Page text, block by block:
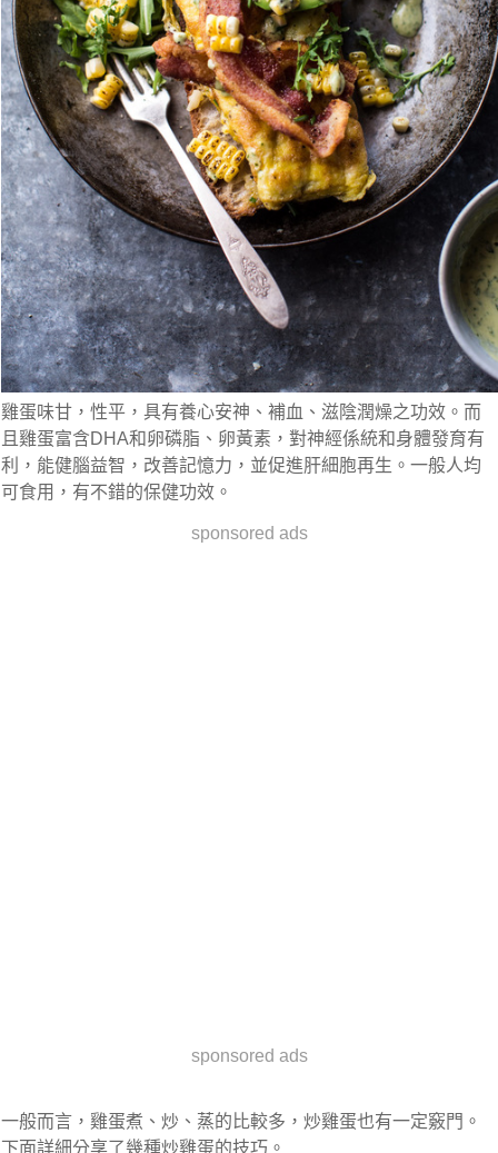
雞蛋味甘，性平，具有養心安神、補血、滋陰潤燥之功效。而
且雞蛋富含DHA和卵磷脂、卵黃素，對神經係統和身體發育有
利，能健腦益智，改善記憶力，並促進肝細胞再生。一般人均
可食用，有不錯的保健功效。
sponsored ads
sponsored ads
一般而言，雞蛋煮、炒、蒸的比較多，炒雞蛋也有一定竅門。
下面詳細分享了幾種炒雞蛋的技巧。